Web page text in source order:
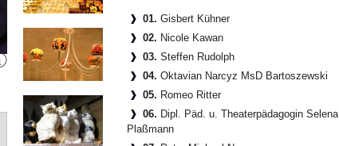
01. Gisbert Kühner
02. Nicole Kawan
03. Steffen Rudolph
04. Oktavian Narcyz MsD Bartoszewski
05. Romeo Ritter
06. Dipl. Päd. u. Theaterpädagogin Selena
Plaßmann